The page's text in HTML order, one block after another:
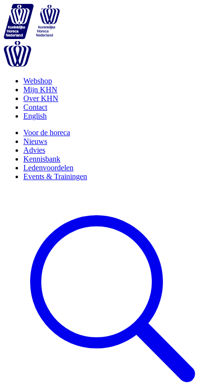
Webshop
Mijn KHN
Over KHN
Contact
English
Voor de horeca
Nieuws
Advies
Kennisbank
Ledenvoordelen
Events & Trainingen